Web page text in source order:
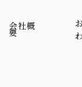
会社概
要